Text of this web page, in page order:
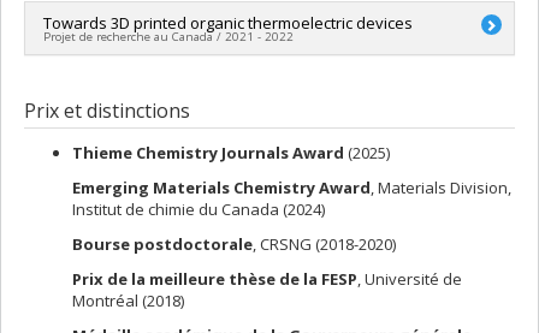
Chercheur principal :Jean-François Masson
Co-chercheurs :François Courchesne
Delphine Bouilly,Daniel Kierzkowski
Sources de financement :CRSNG/Conseil de recherches en
sciences naturelles et génie du Canada (CRSNG)
d'instruments de recherche (de 7 001 $ à 150 000 $)
Towards 3D printed organic thermoelectric devices
Projet de recherche au Canada / 2021 - 2022
Sources de financement :
Programmes de subvention :
Prix et distinctions
Thieme Chemistry Journals Award (2025)
Emerging Materials Chemistry Award, Materials Division,
Institut de chimie du Canada (2024)
Bourse postdoctorale, CRSNG (2018-2020)
Prix de la meilleure thèse de la FESP, Université de
Montréal (2018)